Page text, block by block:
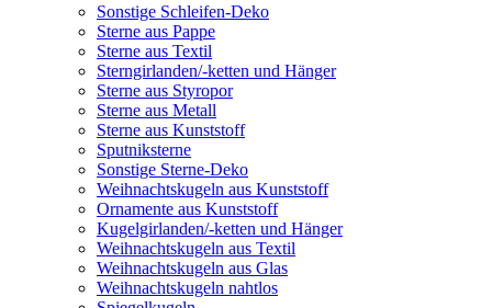
Sonstige Schleifen-Deko
Sterne aus Pappe
Sterne aus Textil
Sterngirlanden/-ketten und Hänger
Sterne aus Styropor
Sterne aus Metall
Sterne aus Kunststoff
Sputniksterne
Sonstige Sterne-Deko
Weihnachtskugeln aus Kunststoff
Ornamente aus Kunststoff
Kugelgirlanden/-ketten und Hänger
Weihnachtskugeln aus Textil
Weihnachtskugeln aus Glas
Weihnachtskugeln nahtlos